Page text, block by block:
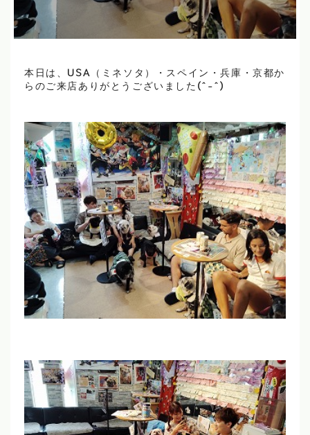
本日は、USA（ミネソタ）・スペイン・兵庫・京都か
らのご来店ありがとうございました(^-^)